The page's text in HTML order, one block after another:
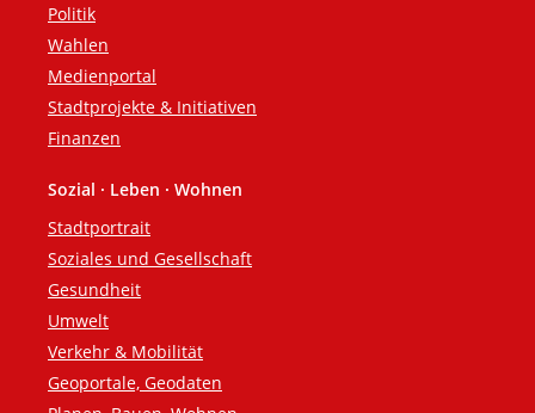
Politik
Wahlen
Medienportal
Stadtprojekte & Initiativen
Finanzen
Sozial · Leben · Wohnen
Stadtportrait
Soziales und Gesellschaft
Gesundheit
Umwelt
Verkehr & Mobilität
Geoportale, Geodaten